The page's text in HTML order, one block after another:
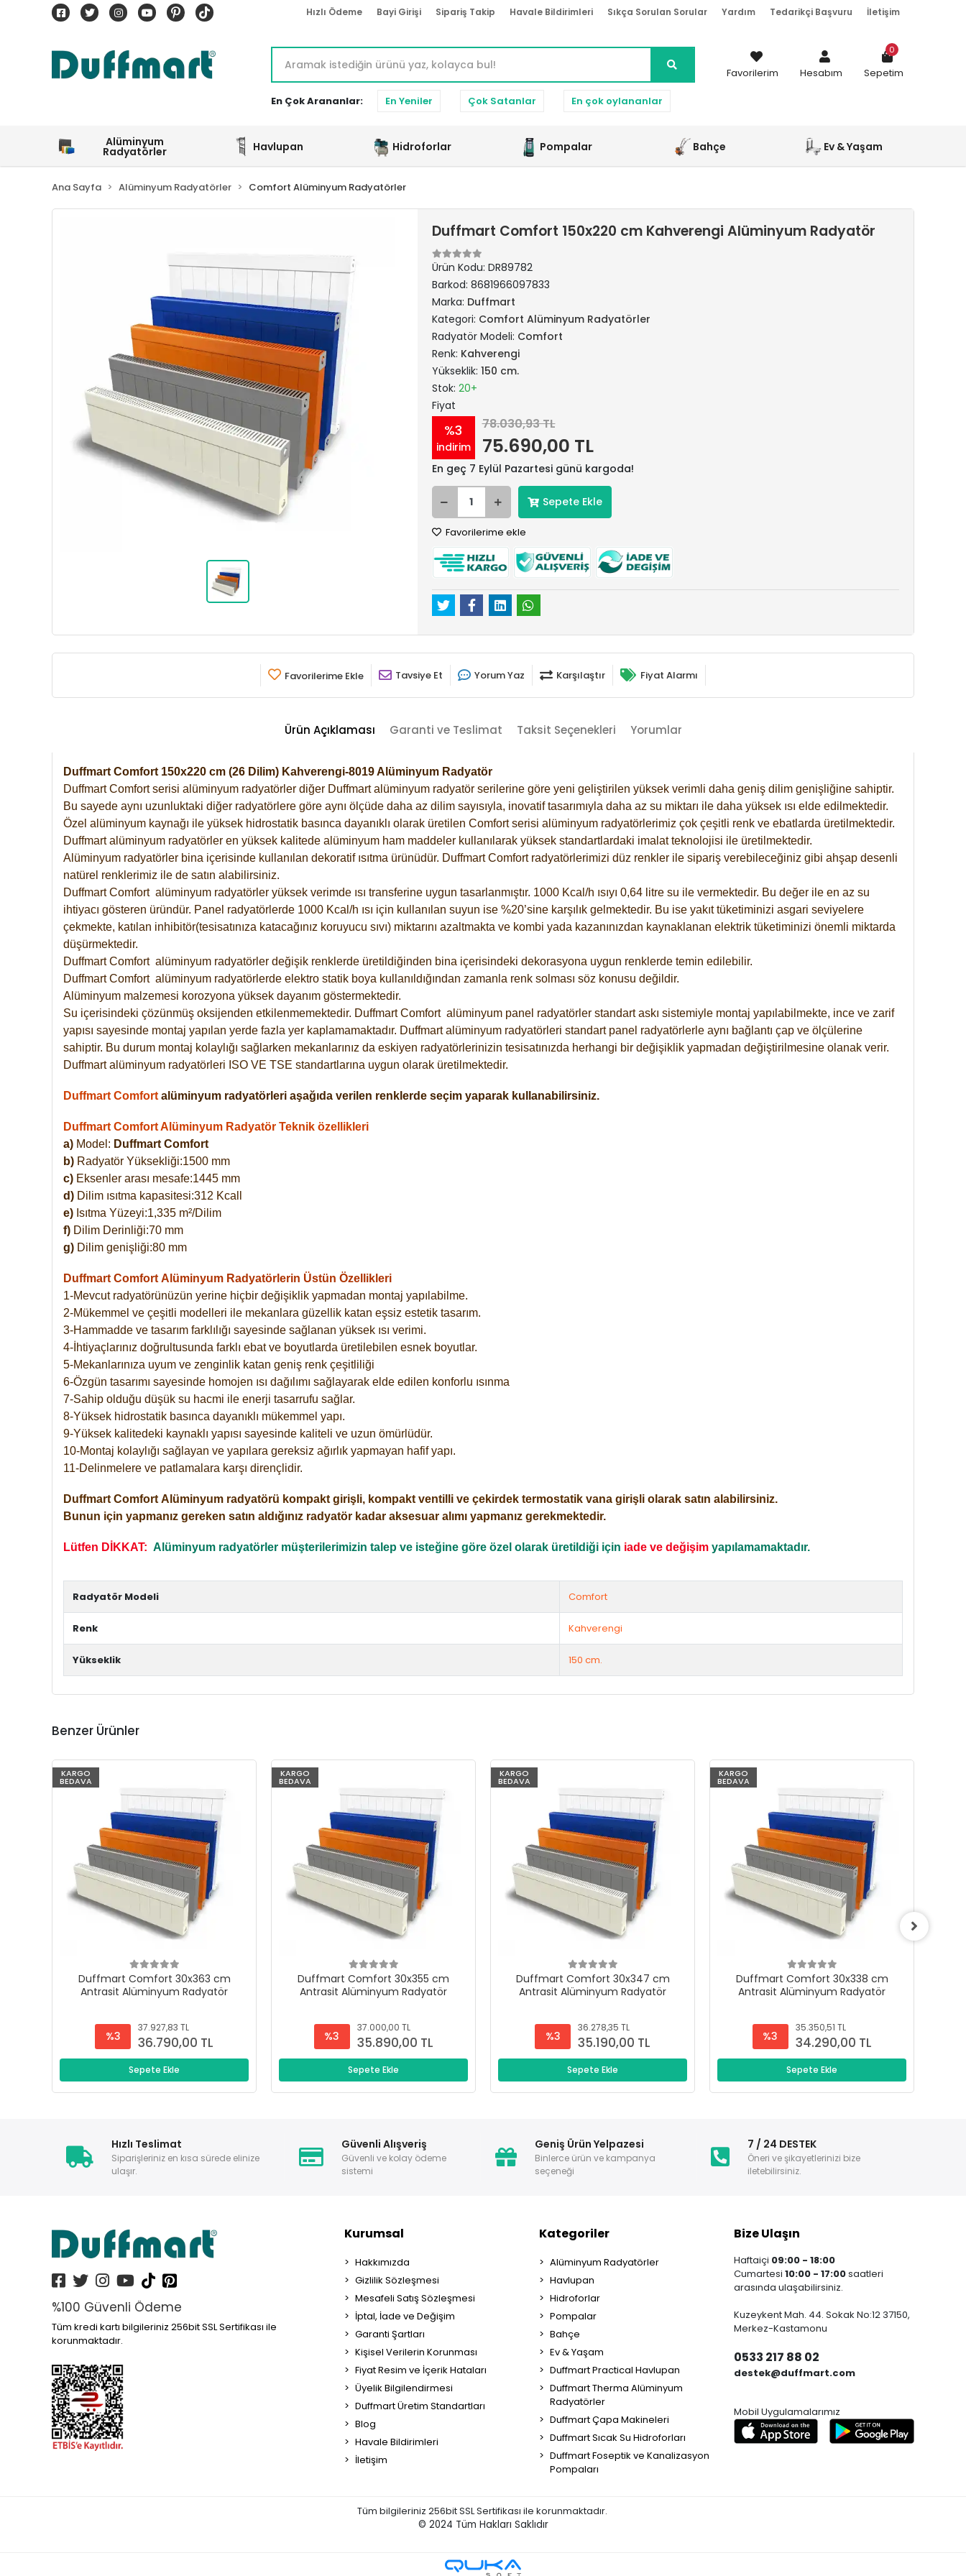
Hızlı Ödeme Bayi Girişi Sipariş Takip Havale Bildirimleri Sıkça Sorulan Sorular Yardım Tedarikçi Başvuru İletişim
En Çok Arananlar: En Yeniler Çok Satanlar En çok oylananlar
Favorilerim Hesabım Sepetim
0
Alüminyum
Radyatörler Havlupan Hidroforlar Pompalar Bahçe Ev & Yaşam
Ana Sayfa Alüminyum Radyatörler Comfort Alüminyum Radyatörler
Duffmart Comfort 150x220 cm Kahverengi Alüminyum Radyatör
Ürün Kodu: DR89782
Barkod: 8681966097833
Marka: Duffmart
Kategori: Comfort Alüminyum Radyatörler
Radyatör Modeli: Comfort
Renk: Kahverengi
Yükseklik: 150 cm.
Stok: 20+
Fiyat
%3
indirim
78.030,93 TL
75.690,00 TL
En geç 7 Eylül Pazartesi günü kargoda!
Sepete Ekle
Favorilerime ekle
Favorilerime Ekle Tavsiye Et Yorum Yaz Karşılaştır Fiyat Alarmı
Ürün Açıklaması Garanti ve Teslimat Taksit Seçenekleri Yorumlar
Duffmart Comfort 150x220 cm (26 Dilim) Kahverengi-8019 Alüminyum Radyatör
Duffmart Comfort serisi alüminyum radyatörler diğer Duffmart alüminyum radyatör serilerine göre yeni geliştirilen yüksek verimli daha geniş dilim genişliğine sahiptir.
Bu sayede aynı uzunluktaki diğer radyatörlere göre aynı ölçüde daha az dilim sayısıyla, inovatif tasarımıyla daha az su miktarı ile daha yüksek ısı elde edilmektedir.
Özel alüminyum kaynağı ile yüksek hidrostatik basınca dayanıklı olarak üretilen Comfort serisi alüminyum radyatörlerimiz çok çeşitli renk ve ebatlarda üretilmektedir.
Duffmart alüminyum radyatörler en yüksek kalitede alüminyum ham maddeler kullanılarak yüksek standartlardaki imalat teknolojisi ile üretilmektedir.
Alüminyum radyatörler bina içerisinde kullanılan dekoratif ısıtma ürünüdür. Duffmart Comfort radyatörlerimizi düz renkler ile sipariş verebileceğiniz gibi ahşap desenli
natürel renklerimiz ile de satın alabilirsiniz.
Duffmart Comfort alüminyum radyatörler yüksek verimde ısı transferine uygun tasarlanmıştır. 1000 Kcal/h ısıyı 0,64 litre su ile vermektedir. Bu değer ile en az su
ihtiyacı gösteren üründür. Panel radyatörlerde 1000 Kcal/h ısı için kullanılan suyun ise %20’sine karşılık gelmektedir. Bu ise yakıt tüketiminizi asgari seviyelere
çekmekte, katılan inhibitör(tesisatınıza katacağınız koruyucu sıvı) miktarını azaltmakta ve kombi yada kazanınızdan kaynaklanan elektrik tüketiminizi önemli miktarda
düşürmektedir.
Duffmart Comfort alüminyum radyatörler değişik renklerde üretildiğinden bina içerisindeki dekorasyona uygun renklerde temin edilebilir.
DuffmartComfort alüminyum radyatörlerde elektro statik boya kullanıldığından zamanla renk solması söz konusu değildir.
Alüminyum malzemesi korozyona yüksek dayanım göstermektedir.
Su içerisindeki çözünmüş oksijenden etkilenmemektedir. DuffmartComfort alüminyum panel radyatörler standart askı sistemiyle montaj yapılabilmekte, ince ve zarif
yapısı sayesinde montaj yapılan yerde fazla yer kaplamamaktadır. Duffmart alüminyum radyatörleri standart panel radyatörlerle aynı bağlantı çap ve ölçülerine
sahiptir. Bu durum montaj kolaylığı sağlarken mekanlarınız da eskiyen radyatörlerinizin tesisatınızda herhangi bir değişiklik yapmadan değiştirilmesine olanak verir.
Duffmart alüminyum radyatörleri ISO VE TSE standartlarına uygun olarak üretilmektedir.
Duffmart Comfort alüminyum radyatörleri aşağıda verilen renklerde seçim yaparak kullanabilirsiniz.
Duffmart Comfort Alüminyum Radyatör Teknik özellikleri
a) Model: Duffmart Comfort
b) Radyatör Yüksekliği:1500 mm
c) Eksenler arası mesafe:1445 mm
d) Dilim ısıtma kapasitesi:312 Kcall
e) Isıtma Yüzeyi:1,335 m²/Dilim
f) Dilim Derinliği:70 mm
g) Dilim genişliği:80 mm
Duffmart Comfort Alüminyum Radyatörlerin Üstün Özellikleri
1-Mevcut radyatörünüzün yerine hiçbir değişiklik yapmadan montaj yapılabilme.
2-Mükemmel ve çeşitli modelleri ile mekanlara güzellik katan eşsiz estetik tasarım.
3-Hammadde ve tasarım farklılığı sayesinde sağlanan yüksek ısı verimi.
4-İhtiyaçlarınız doğrultusunda farklı ebat ve boyutlarda üretilebilen esnek boyutlar.
5-Mekanlarınıza uyum ve zenginlik katan geniş renk çeşitliliği
6-Özgün tasarımı sayesinde homojen ısı dağılımı sağlayarak elde edilen konforlu ısınma
7-Sahip olduğu düşük su hacmi ile enerji tasarrufu sağlar.
8-Yüksek hidrostatik basınca dayanıklı mükemmel yapı.
9-Yüksek kalitedeki kaynaklı yapısı sayesinde kaliteli ve uzun ömürlüdür.
10-Montaj kolaylığı sağlayan ve yapılara gereksiz ağırlık yapmayan hafif yapı.
11-Delinmelere ve patlamalara karşı dirençlidir.
Duffmart Comfort Alüminyum radyatörü kompakt girişli, kompakt ventilli ve çekirdek termostatik vana girişli olarak satın alabilirsiniz.
Bunun için yapmanız gereken satın aldığınız radyatör kadar aksesuar alımı yapmanız gerekmektedir.
Lütfen DİKKAT: Alüminyum radyatörler müşterilerimizin talep ve isteğine göre özel olarak üretildiği için iade ve değişim yapılamamaktadır.
Radyatör Modeli Comfort
Renk Kahverengi
Yükseklik 150 cm.
Benzer Ürünler
KARGO
BEDAVA
Duffmart Comfort 30x363 cm
Antrasit Alüminyum Radyatör
%3
37.927,83 TL
36.790,00 TL
Sepete Ekle
KARGO
BEDAVA
Duffmart Comfort 30x355 cm
Antrasit Alüminyum Radyatör
%3
37.000,00 TL
35.890,00 TL
Sepete Ekle
KARGO
BEDAVA
Duffmart Comfort 30x347 cm
Antrasit Alüminyum Radyatör
%3
36.278,35 TL
35.190,00 TL
Sepete Ekle
KARGO
BEDAVA
Duffmart Comfort 30x338 cm
Antrasit Alüminyum Radyatör
%3
35.350,51 TL
34.290,00 TL
Sepete Ekle
Hızlı Teslimat
Siparişleriniz en kısa sürede elinize
ulaşır.
Güvenli Alışveriş
Güvenli ve kolay ödeme
sistemi
Geniş Ürün Yelpazesi
Binlerce ürün ve kampanya
seçeneği
7 / 24 DESTEK
Öneri ve şikayetlerinizi bize
iletebilirsiniz.
%100 Güvenli Ödeme
Tüm kredi kartı bilgileriniz 256bit SSL Sertifikası ile
korunmaktadır.
Kurumsal
Hakkımızda
Gizlilik Sözleşmesi
Mesafeli Satış Sözleşmesi
İptal, İade ve Değişim
Garanti Şartları
Kişisel Verilerin Korunması
Fiyat Resim ve İçerik Hataları
Üyelik Bilgilendirmesi
Duffmart Üretim Standartları
Blog
Havale Bildirimleri
İletişim
Kategoriler
Alüminyum Radyatörler
Havlupan
Hidroforlar
Pompalar
Bahçe
Ev & Yaşam
Duffmart Practical Havlupan
Duffmart Therma Alüminyum
Radyatörler
Duffmart Çapa Makineleri
Duffmart Sıcak Su Hidroforları
Duffmart Foseptik ve Kanalizasyon
Pompaları
Bize Ulaşın
Haftaiçi 09:00 - 18:00
Cumartesi 10:00 - 17:00saatleri
arasında ulaşabilirsiniz.
Kuzeykent Mah. 44. Sokak No:12 37150,
Merkez-Kastamonu
0533 217 88 02
destek@duffmart.com
Mobil Uygulamalarımız
Tüm bilgileriniz 256bit SSL Sertifikası ile korunmaktadır.
© 2024 Tüm Hakları Saklıdır